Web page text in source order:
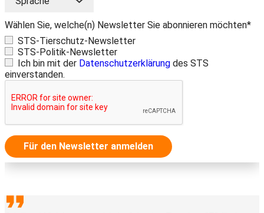
Wählen Sie, welche(n) Newsletter Sie abonnieren möchten*
STS-Tierschutz-Newsletter
STS-Politik-Newsletter
Ich bin mit der Datenschutzerklärung des STS
einverstanden.
Für den Newsletter anmelden